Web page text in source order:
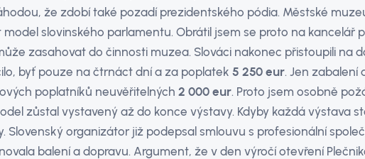
že zdobí také pozadí prezidentského pódia. Městské
slovinského parlamentu. Obrátil jsem se proto na kancelář
zasahovat do činnosti muzea. Slováci nakonec přistoupili na
byť pouze na čtrnáct dní a za poplatek 5 250 eur. Jen zabalení
poplatníků neuvěřitelných 2 000 eur. Proto jsem osobně
zůstal vystavený až do konce výstavy. Kdyby každá výstava
Slovenský organizátor již podepsal smlouvu s profesionální
balení a dopravu. Argument, že v den výročí otevření